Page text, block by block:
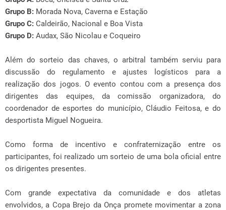
Grupo B: Morada Nova, Caverna e Estação
Grupo C: Caldeirão, Nacional e Boa Vista
Grupo D: Audax, São Nicolau e Coqueiro
Além do sorteio das chaves, o arbitral também serviu para
discussão do regulamento e ajustes logísticos para a
realização dos jogos. O evento contou com a presença dos
dirigentes das equipes, da comissão organizadora, do
coordenador de esportes do município, Cláudio Feitosa, e do
desportista Miguel Nogueira.
Como forma de incentivo e confraternização entre os
participantes, foi realizado um sorteio de uma bola oficial entre
os dirigentes presentes.
Com grande expectativa da comunidade e dos atletas
envolvidos, a Copa Brejo da Onça promete movimentar a zona